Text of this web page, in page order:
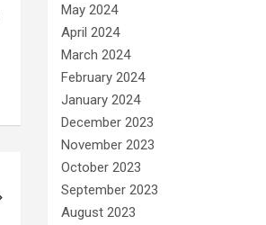
May 2024
April 2024
March 2024
February 2024
January 2024
December 2023
November 2023
October 2023
September 2023
August 2023